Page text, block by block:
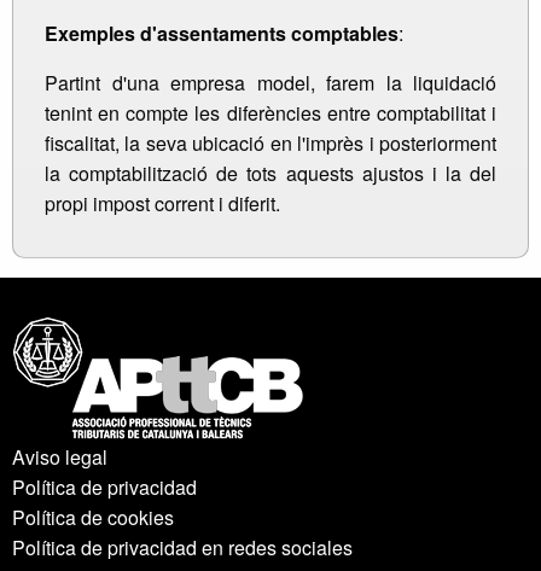
Exemples d'assentaments comptables:
Partint d'una empresa model, farem la liquidació
tenint en compte les diferències entre comptabilitat i
fiscalitat, la seva ubicació en l'imprès i posteriorment
la comptabilització de tots aquests ajustos i la del
propi impost corrent i diferit.
Aviso legal
Política de privacidad
Política de cookies
Política de privacidad en redes sociales